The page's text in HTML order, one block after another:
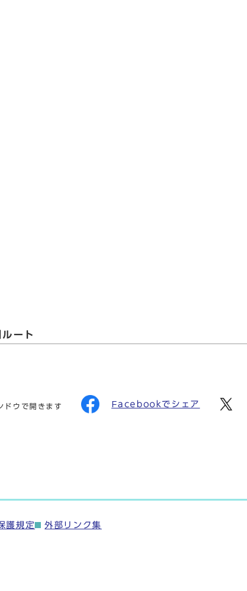
ート
ドウで開きます Facebookでシェア
護規定 外部リンク集